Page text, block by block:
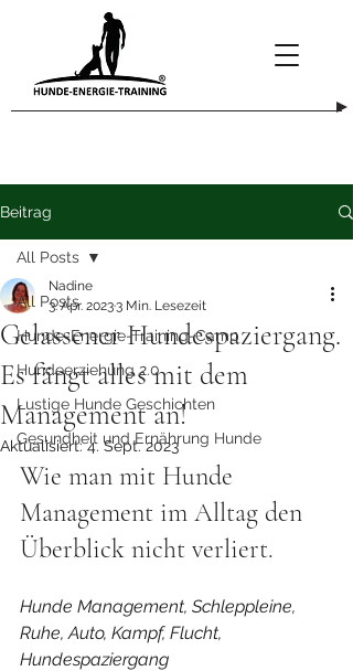
Beitrag
All Posts
Hunde-Energie-Training-Camp
Hundeerziehung 2.0
Lustige Hunde Geschichten
Gesundheit und Ernährung Hunde
All Posts
Gelassener Hundespaziergang.
Es fängt alles mit dem
Management an!
Nadine
3. Apr. 20233 Min. Lesezeit
Aktualisiert:4. Sept. 2023
Wie man mit Hunde
Management im Alltag den
Überblick nicht verliert.
Hunde Management, Schleppleine,
Ruhe, Auto, Kampf, Flucht,
Hundespaziergang